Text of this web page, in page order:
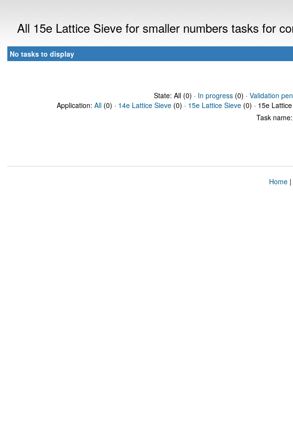
All 15e Lattice Sieve for smaller numbers tasks for
No tasks to display
State: All (0) · In progress(0) · Validation
Application: All (0) · 14e Lattice Sieve (0) · 15e Lattice Sieve (0) · 15e
Task name:
Home|